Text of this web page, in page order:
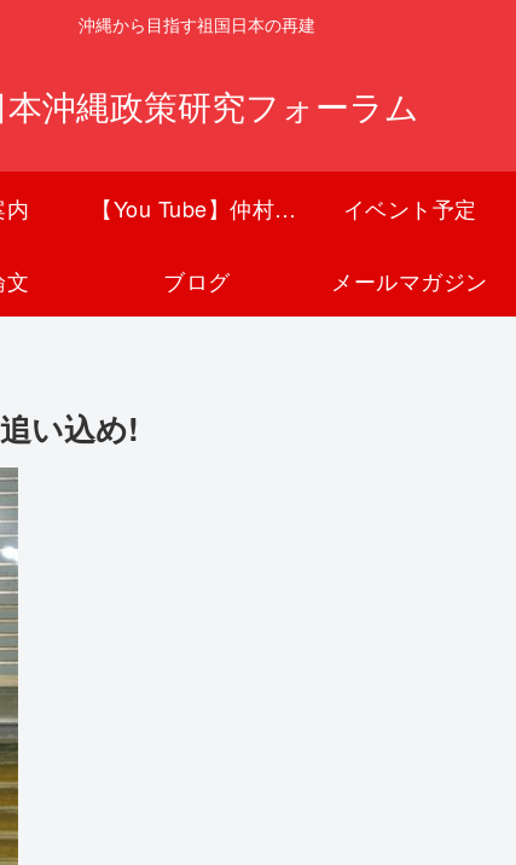
沖縄から目指す祖国日本の再建
本沖縄政策研究フォーラム
内 【You Tube】仲村覚チャンネル イベント予定
文 ブログ メールマガジン
い込め!